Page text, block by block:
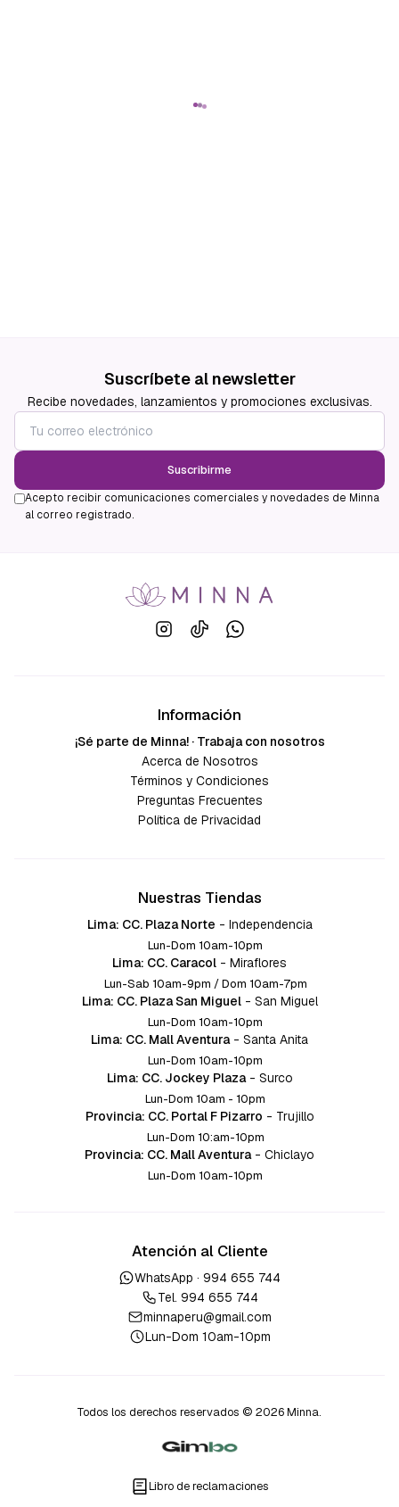
Suscríbete al newsletter
Recibe novedades, lanzamientos y promociones exclusivas.
Suscribirme
Acepto recibir comunicaciones comerciales y novedades de Minna
al correo registrado.
Información
¡Sé parte de Minna! · Trabaja con nosotros
Acerca de Nosotros
Términos y Condiciones
Preguntas Frecuentes
Política de Privacidad
Nuestras Tiendas
Lima: CC. Plaza Norte - Independencia
Lun-Dom 10am-10pm
Lima: CC. Caracol - Miraflores
Lun-Sab 10am-9pm / Dom 10am-7pm
Lima: CC. Plaza San Miguel - San Miguel
Lun-Dom 10am-10pm
Lima: CC. Mall Aventura - Santa Anita
Lun-Dom 10am-10pm
Lima: CC. Jockey Plaza - Surco
Lun-Dom 10am - 10pm
Provincia: CC. Portal F Pizarro - Trujillo
Lun-Dom 10:am-10pm
Provincia: CC. Mall Aventura - Chiclayo
Lun-Dom 10am-10pm
Atención al Cliente
WhatsApp · 994 655 744
Tel. 994 655 744
minnaperu@gmail.com
Lun-Dom 10am-10pm
Todos los derechos reservados © 2026 Minna.
Libro de reclamaciones